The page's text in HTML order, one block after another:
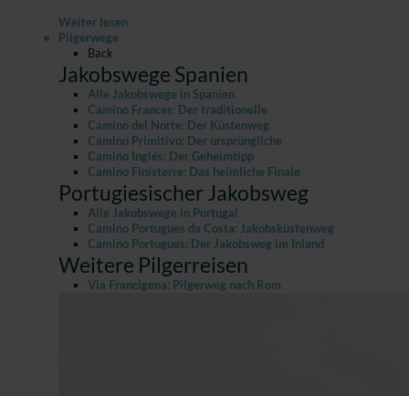
Weiter lesen
Pilgerwege
Back
Jakobswege Spanien
Alle Jakobswege in Spanien
Camino Frances: Der traditionelle
Camino del Norte: Der Küstenweg
Camino Primitivo: Der ursprüngliche
Camino Inglés: Der Geheimtipp
Camino Finisterre: Das heimliche Finale
Portugiesischer Jakobsweg
Alle Jakobswege in Portugal
Camino Portugues da Costa: Jakobsküstenweg
Camino Portugues: Der Jakobsweg im Inland
Weitere Pilgerreisen
Via Francigena: Pilgerweg nach Rom